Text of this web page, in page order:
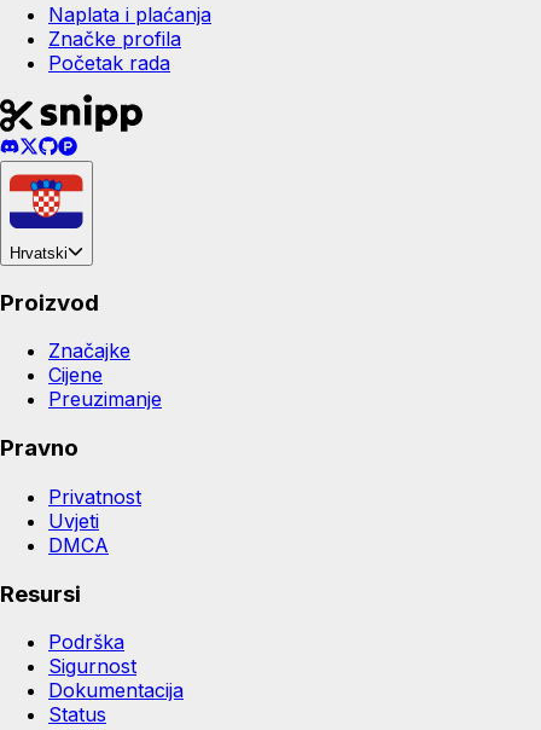
Naplata i plaćanja
Značke profila
Početak rada
Hrvatski
Proizvod
Značajke
Cijene
Preuzimanje
Pravno
Privatnost
Uvjeti
DMCA
Resursi
Podrška
Sigurnost
Dokumentacija
Status